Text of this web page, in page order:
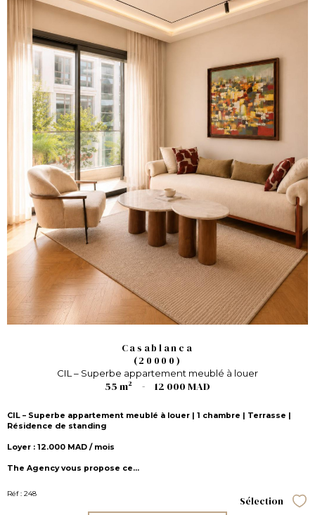
Casablanca
(20000)
CIL – Superbe appartement meublé à louer
55 m² - 12 000 MAD
CIL – Superbe appartement meublé à louer | 1 chambre | Terrasse |
Résidence de standing
Loyer : 12.000 MAD / mois
The Agency vous propose ce...
Réf : 248
Sélection